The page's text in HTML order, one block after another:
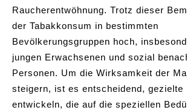
Raucherentwöhnung. Trotz dieser
der Tabakkonsum in bestimmten
Bevölkerungsgruppen hoch,
jungen Erwachsenen und sozial
Personen. Um die Wirksamkeit der
steigern, ist es entscheidend, gezielte
entwickeln, die auf die speziellen